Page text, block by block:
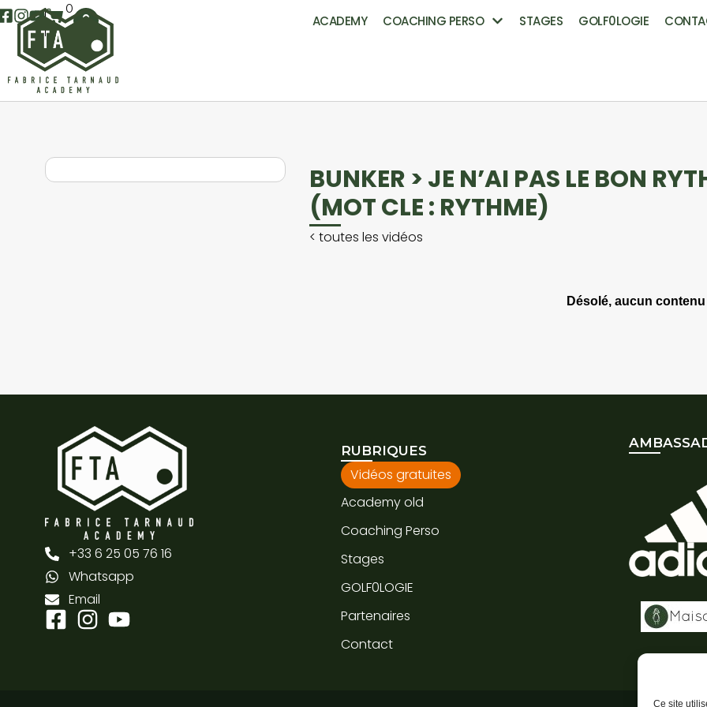
Ce site
ACADEMY COACHING PERSO STAGES GOLF0LOGIE
0
BUNKER > JE N’AI PAS LE BON
(MOT CLE : RYTHME)
< toutes les vidéos
Désolé, aucun
+33 6 25 05 76 16
Whatsapp
Email
RUBRIQUES
Vidéos gratuites
Academy old
Coaching Perso
Stages
GOLF0LOGIE
Partenaires
Contact